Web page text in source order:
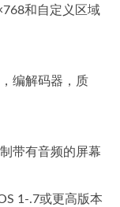
和自定义区域
编解码器，质
带有音频的屏幕
1-.7或更高版本